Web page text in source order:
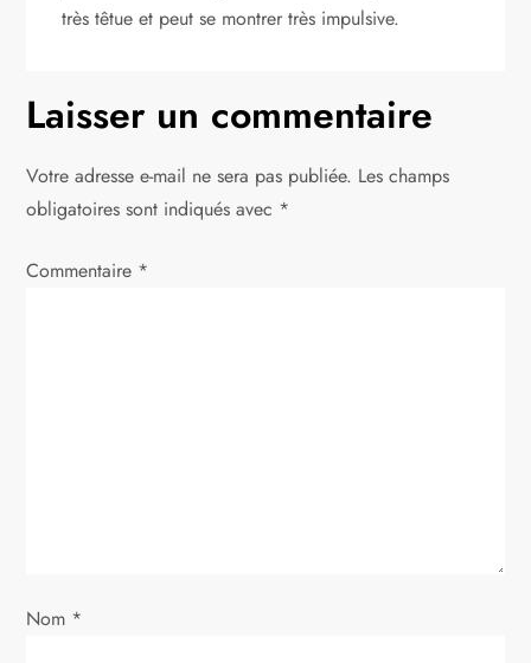
très têtue et peut se montrer très impulsive.
Laisser un commentaire
Votre adresse e-mail ne sera pas publiée. Les champs
obligatoires sont indiqués avec *
Commentaire *
Nom *